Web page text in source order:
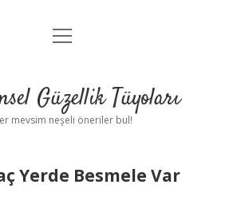
Anasayfa
Yasal Uyarı
menüyü
Güzellik Tüyoları
mevsim neşeli öneriler bul!
Yerde Besmele Var